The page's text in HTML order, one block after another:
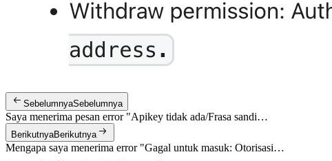
SebelumnyaSebelumnya
Saya menerima pesan error "Apikey tidak ada/Frasa sandi…
BerikutnyaBerikutnya
Mengapa saya menerima error "Gagal untuk masuk: Otorisasi…